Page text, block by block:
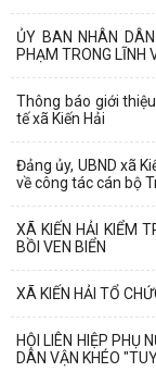
ỦY BAN NHÂN
PHẠM TRONG LĨNH
Thông báo giới
tế xã Kiến Hải
Đảng ủy, UBND xã
về công tác cán bộ
XÃ KIẾN HẢI KIỂM
BỒI VEN BIỂN
XÃ KIẾN HẢI TỔ
HỘI LIÊN HIỆP PHỤ
DÂN VẬN KHÉO